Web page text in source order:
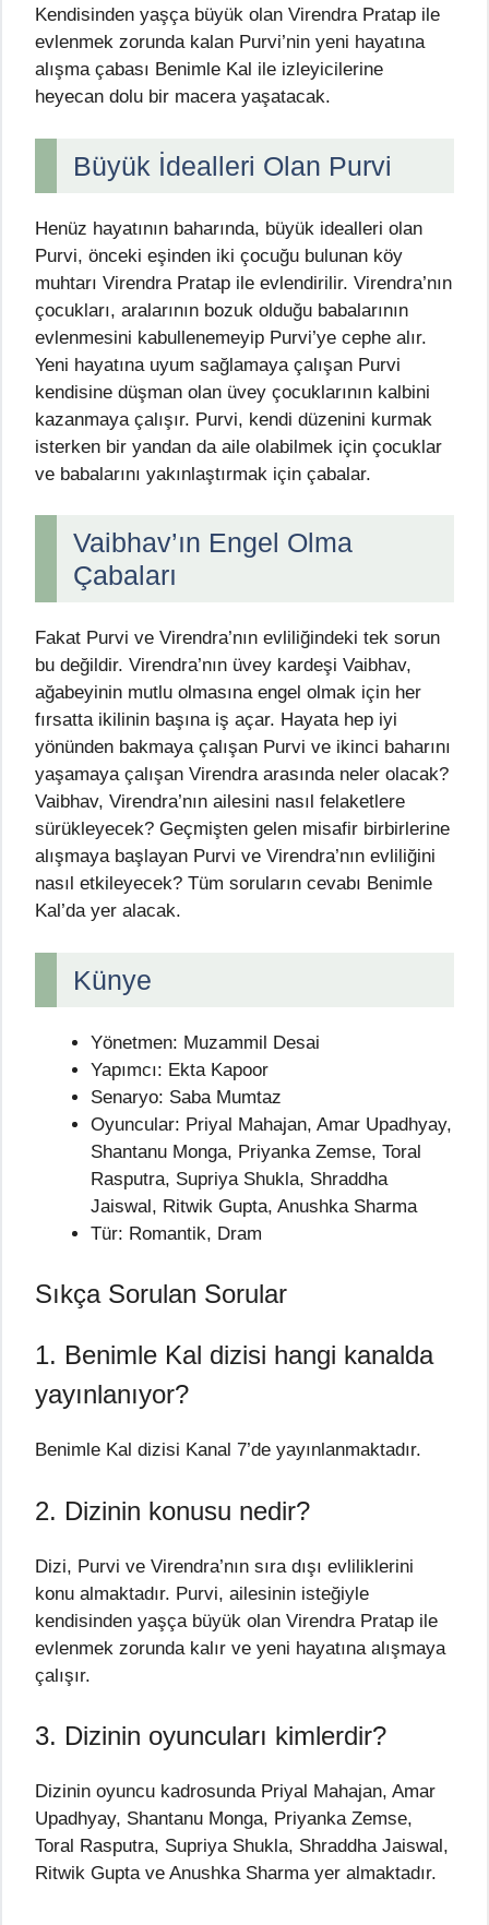
Kendisinden yaşça büyük olan Virendra Pratap ile
evlenmek zorunda kalan Purvi’nin yeni hayatına
alışma çabası Benimle Kal ile izleyicilerine
heyecan dolu bir macera yaşatacak.
Büyük İdealleri Olan Purvi
Henüz hayatının baharında, büyük idealleri olan
Purvi, önceki eşinden iki çocuğu bulunan köy
muhtarı Virendra Pratap ile evlendirilir. Virendra’nın
çocukları, aralarının bozuk olduğu babalarının
evlenmesini kabullenemeyip Purvi’ye cephe alır.
Yeni hayatına uyum sağlamaya çalışan Purvi
kendisine düşman olan üvey çocuklarının kalbini
kazanmaya çalışır. Purvi, kendi düzenini kurmak
isterken bir yandan da aile olabilmek için çocuklar
ve babalarını yakınlaştırmak için çabalar.
Vaibhav’ın Engel Olma
Çabaları
Fakat Purvi ve Virendra’nın evliliğindeki tek sorun
bu değildir. Virendra’nın üvey kardeşi Vaibhav,
ağabeyinin mutlu olmasına engel olmak için her
fırsatta ikilinin başına iş açar. Hayata hep iyi
yönünden bakmaya çalışan Purvi ve ikinci baharını
yaşamaya çalışan Virendra arasında neler olacak?
Vaibhav, Virendra’nın ailesini nasıl felaketlere
sürükleyecek? Geçmişten gelen misafir birbirlerine
alışmaya başlayan Purvi ve Virendra’nın evliliğini
nasıl etkileyecek? Tüm soruların cevabı Benimle
Kal’da yer alacak.
Künye
Yönetmen: Muzammil Desai
Yapımcı: Ekta Kapoor
Senaryo: Saba Mumtaz
Oyuncular: Priyal Mahajan, Amar Upadhyay,
Shantanu Monga, Priyanka Zemse, Toral
Rasputra, Supriya Shukla, Shraddha
Jaiswal, Ritwik Gupta, Anushka Sharma
Tür: Romantik, Dram
Sıkça Sorulan Sorular
1. Benimle Kal dizisi hangi kanalda
yayınlanıyor?
Benimle Kal dizisi Kanal 7’de yayınlanmaktadır.
2. Dizinin konusu nedir?
Dizi, Purvi ve Virendra’nın sıra dışı evliliklerini
konu almaktadır. Purvi, ailesinin isteğiyle
kendisinden yaşça büyük olan Virendra Pratap ile
evlenmek zorunda kalır ve yeni hayatına alışmaya
çalışır.
3. Dizinin oyuncuları kimlerdir?
Dizinin oyuncu kadrosunda Priyal Mahajan, Amar
Upadhyay, Shantanu Monga, Priyanka Zemse,
Toral Rasputra, Supriya Shukla, Shraddha Jaiswal,
Ritwik Gupta ve Anushka Sharma yer almaktadır.